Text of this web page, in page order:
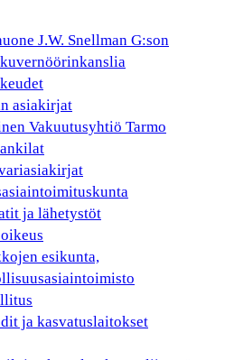
J.W. Snellman G:son
asiakirjat
Vakuutusyhtiö Tarmo
ja lähetystöt
esikunta,
ja kasvatuslaitokset